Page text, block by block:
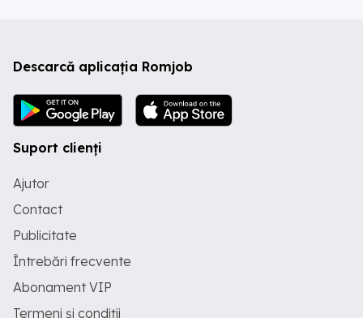
Descarcă aplicația Romjob
Suport clienți
Ajutor
Contact
Publicitate
Întrebări frecvente
Abonament VIP
Termeni și condiții